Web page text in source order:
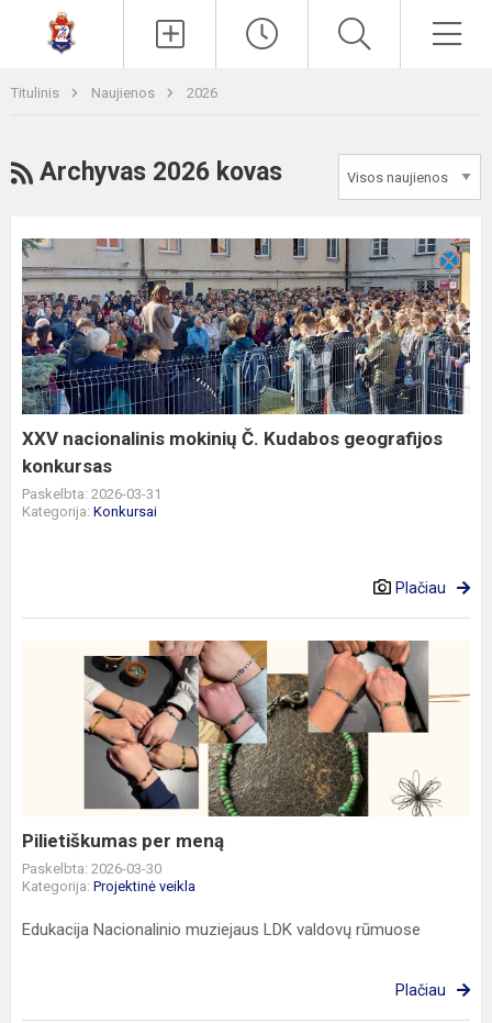
Titulinis Naujienos 2026
RSS
Archyvas 2026 kovas
XXV
nacionalinis
mokinių
Č.
Kudabos
geografijos
konkursas
XXV nacionalinis mokinių Č. Kudabos geografijos
konkursas
Paskelbta: 2026-03-31
Kategorija: Konkursai
Plačiau
Pilietiškumas
Pilietiškumas per meną
Paskelbta: 2026-03-30
Kategorija: Projektinė veikla
Edukacija Nacionalinio muziejaus LDK valdovų rūmuose
Plačiau